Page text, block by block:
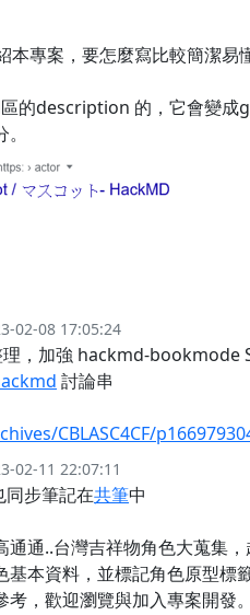
本專案，要怎麼寫比較簡潔易
的description 的，它會變成
02-08 17:05:24
，加強 hackmd-bookmode
討論串
CBLASC4CF/
02-11 22:07:11
同步筆記在共筆中
通通..台灣吉祥物角色大蒐集
基本資料，並標記角色原型標
考，歡迎瀏覽與加入專案開發